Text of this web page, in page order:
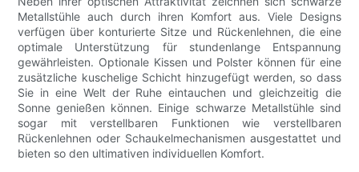
Metallstühle auch durch ihren Komfort aus. Viele Designs
verfügen über konturierte Sitze und Rückenlehnen, die eine
optimale Unterstützung für stundenlange Entspannung
gewährleisten. Optionale Kissen und Polster können für eine
zusätzliche kuschelige Schicht hinzugefügt werden, so dass
Sie in eine Welt der Ruhe eintauchen und gleichzeitig die
Sonne genießen können. Einige schwarze Metallstühle sind
sogar mit verstellbaren Funktionen wie verstellbaren
Rückenlehnen oder Schaukelmechanismen ausgestattet und
bieten so den ultimativen individuellen Komfort.